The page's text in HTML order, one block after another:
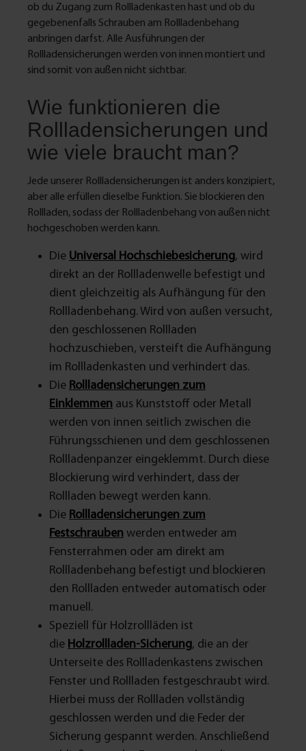
ob du Zugang zum Rollladenkasten hast und ob du
gegebenenfalls Schrauben am Rollladenbehang
anbringen darfst. Alle Ausführungen der
Rollladensicherungen werden von innen montiert und
sind somit von außen nicht sichtbar.
Wie funktionieren die
Rollladensicherungen und
wie viele braucht man?
Jede unserer Rollladensicherungen ist anders konzipiert,
aber alle erfüllen dieselbe Funktion. Sie blockieren den
Rollladen, sodass der Rollladenbehang von außen nicht
hochgeschoben werden kann.
Die Universal Hochschiebesicherung, wird
direkt an der Rollladenwelle befestigt und
dient gleichzeitig als Aufhängung für den
Rollladenbehang. Wird von außen versucht,
den geschlossenen Rollladen
hochzuschieben, versteift die Aufhängung
im Rollladenkasten und verhindert das.
Die Rollladensicherungen zum
Einklemmen aus Kunststoff oder Metall
werden von innen seitlich zwischen die
Führungsschienen und dem geschlossenen
Rollladenpanzer eingeklemmt. Durch diese
Blockierung wird verhindert, dass der
Rollladen bewegt werden kann.
Die Rollladensicherungen zum
Festschrauben werden entweder am
Fensterrahmen oder am direkt am
Rollladenbehang befestigt und blockieren
den Rollladen entweder automatisch oder
manuell.
Speziell für Holzrollläden ist
die Holzrollladen-Sicherung, die an der
Unterseite des Rollladenkastens zwischen
Fenster und Rollladen festgeschraubt wird.
Hierbei muss der Rollladen vollständig
geschlossen werden und die Feder der
Sicherung gespannt werden. Anschließend